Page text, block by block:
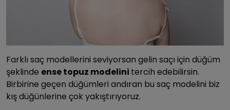
Farklı saç modellerini seviyorsan gelin saçı için düğüm
şeklinde ense topuz modelini tercih edebilirsin.
Birbirine geçen düğümleri andıran bu saç modelini biz
kış düğünlerine çok yakıştırıyoruz.